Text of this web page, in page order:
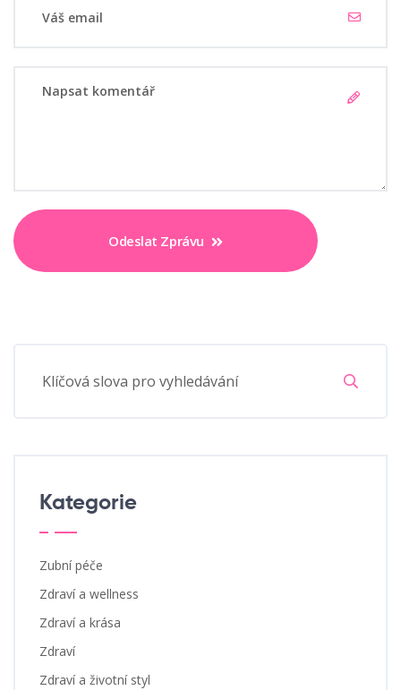
Odeslat Zprávu
Kategorie
Zubní péče
Zdraví a wellness
Zdraví a krása
Zdraví
Zdraví a životní styl